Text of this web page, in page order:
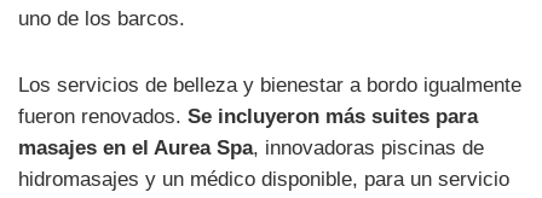
uno de los barcos.
Los servicios de belleza y bienestar a bordo igualmente
fueron renovados. Se incluyeron más suites para
masajes en el Aurea Spa, innovadoras piscinas de
hidromasajes y un médico disponible, para un servicio